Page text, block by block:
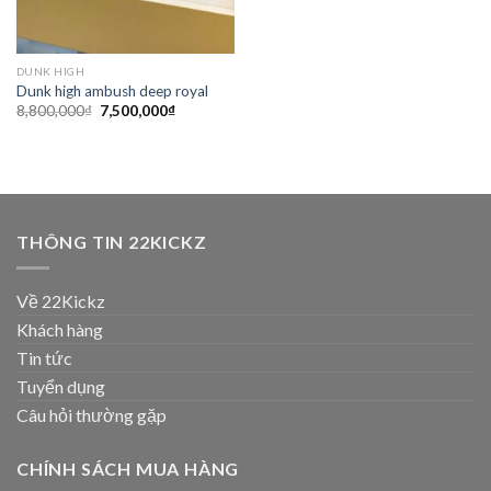
DUNK HIGH
Dunk high ambush deep royal
8,800,000₫ 7,500,000₫
THÔNG TIN 22KICKZ
Về 22Kickz
Khách hàng
Tin tức
Tuyển dụng
Câu hỏi thường gặp
CHÍNH SÁCH MUA HÀNG